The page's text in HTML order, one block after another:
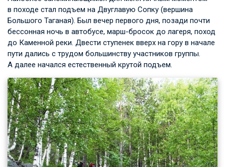
в походе стал подъем на Двуглавую Сопку (вершина
Большого Таганая). Был вечер первого дня, позади почти
бессонная ночь в автобусе, марш-бросок до лагеря, поход
до Каменной реки. Двести ступенек вверх на гору в начале
пути дались с трудом большинству участников группы.
А далее начался естественный крутой подъем.